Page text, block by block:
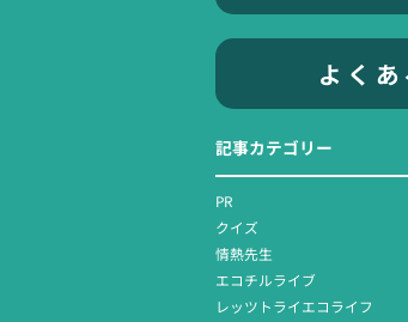
よく
記事カテゴリー
PR
クイズ
情熱先生
エコチルライブ
レッツトライエコライフ